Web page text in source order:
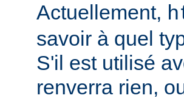
Actuellement,
savoir à quel
S'il est utilisé
renverra rien,